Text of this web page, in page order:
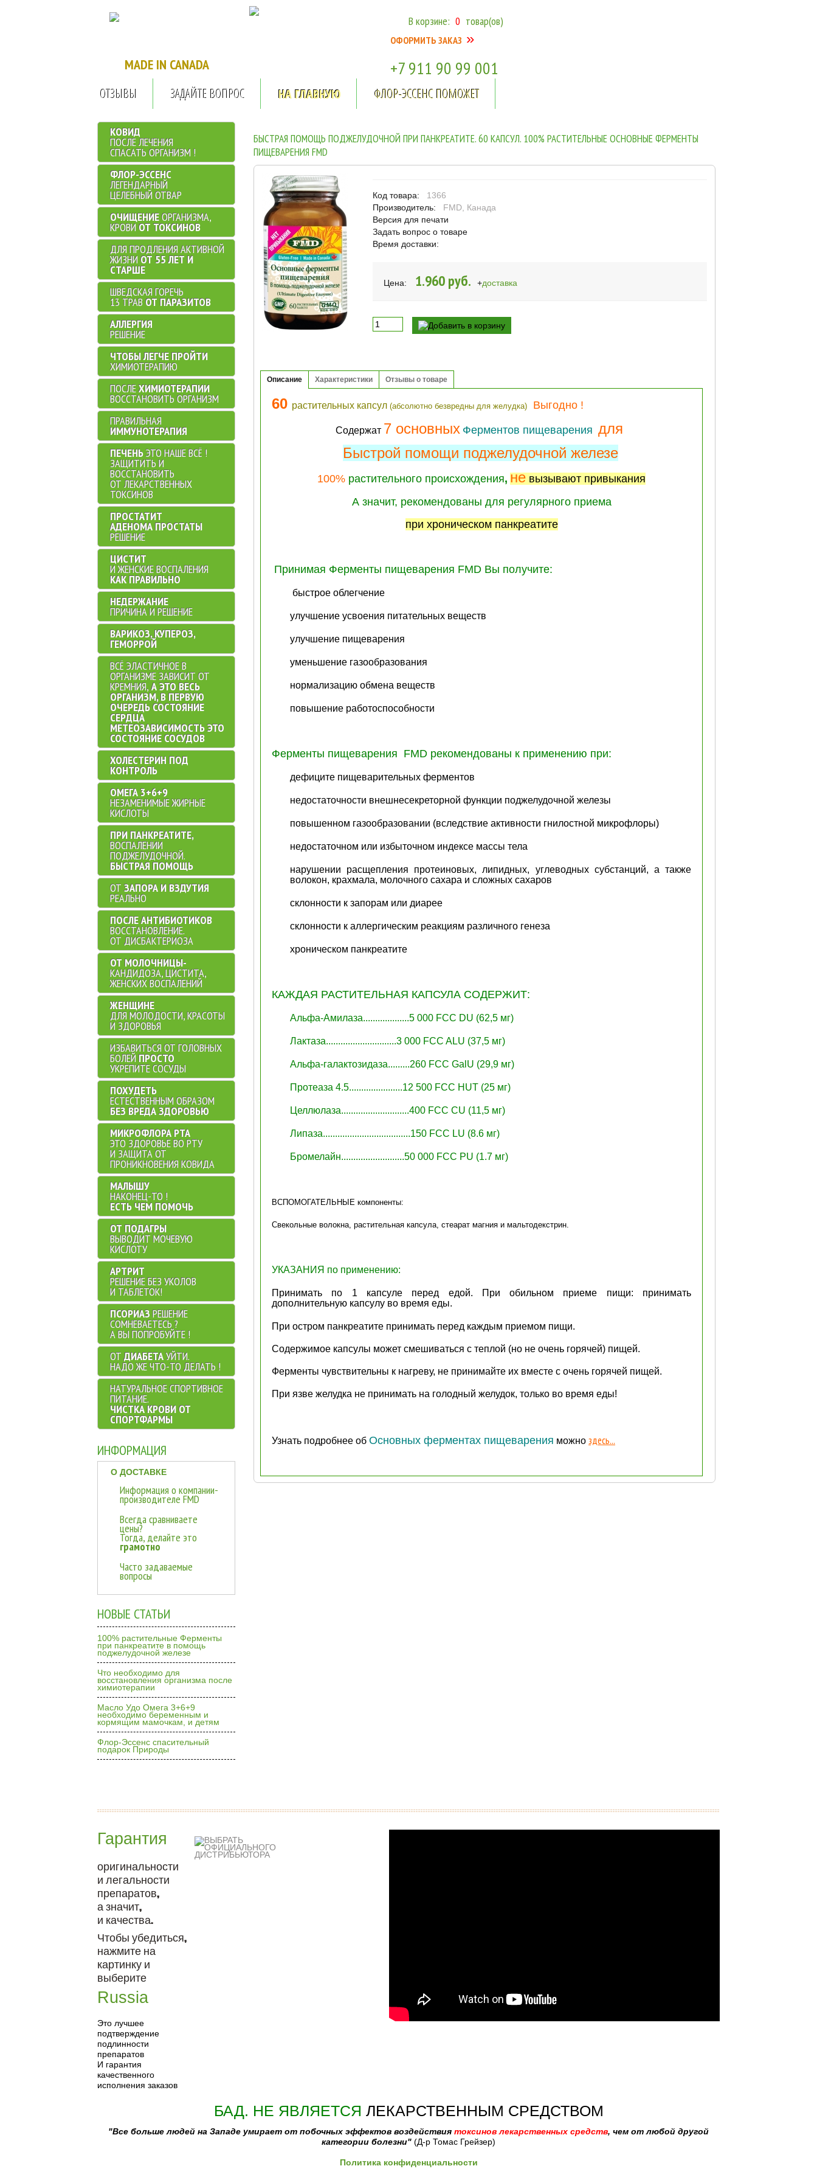
MADE IN CANADA
В корзине: 0 товар(ов)
ОФОРМИТЬ ЗАКАЗ »
+7 911 90 99 001
ОТЗЫВЫ ЗАДАЙТЕ ВОПРОС НА ГЛАВНУЮ ФЛОР-ЭССЕНС ПОМОЖЕТ
КОВИД
ПОСЛЕ ЛЕЧЕНИЯ
СПАСАТЬ ОРГАНИЗМ !
ФЛОР-ЭССЕНС
ЛЕГЕНДАРНЫЙ
ЦЕЛЕБНЫЙ ОТВАР
ОЧИЩЕНИЕОРГАНИЗМА,
КРОВИ ОТ ТОКСИНОВ
ДЛЯ ПРОДЛЕНИЯ АКТИВНОЙ
ЖИЗНИ ОТ 55 ЛЕТ И
СТАРШЕ
ШВЕДСКАЯ ГОРЕЧЬ
13 ТРАВ ОТ ПАРАЗИТОВ
АЛЛЕРГИЯ
РЕШЕНИЕ
ЧТОБЫ ЛЕГЧЕ ПРОЙТИ
ХИМИОТЕРАПИЮ
ПОСЛЕХИМИОТЕРАПИИ
ВОССТАНОВИТЬ ОРГАНИЗМ
ПРАВИЛЬНАЯ
ИММУНОТЕРАПИЯ
ПЕЧЕНЬЭТО НАШЕ ВСЁ !
ЗАЩИТИТЬ И
ВОССТАНОВИТЬ
ОТ ЛЕКАРСТВЕННЫХ
ТОКСИНОВ
ПРОСТАТИТ
АДЕНОМА ПРОСТАТЫ
РЕШЕНИЕ
ЦИСТИТ
И ЖЕНСКИЕ ВОСПАЛЕНИЯ
КАК ПРАВИЛЬНО
НЕДЕРЖАНИЕ
ПРИЧИНА И РЕШЕНИЕ
ВАРИКОЗ, КУПЕРОЗ,
ГЕМОРРОЙ
ВСЁ ЭЛАСТИЧНОЕ В
ОРГАНИЗМЕ ЗАВИСИТ ОТ
КРЕМНИЯ,А ЭТО ВЕСЬ
ОРГАНИЗМ, В ПЕРВУЮ
ОЧЕРЕДЬ СОСТОЯНИЕ
СЕРДЦА
МЕТЕОЗАВИСИМОСТЬ ЭТО
СОСТОЯНИЕ СОСУДОВ
ХОЛЕСТЕРИН ПОД
КОНТРОЛЬ
ОМЕГА 3+6+9
НЕЗАМЕНИМЫЕ ЖИРНЫЕ
КИСЛОТЫ
ПРИ ПАНКРЕАТИТЕ,
ВОСПАЛЕНИИ
ПОДЖЕЛУДОЧНОЙ.
БЫСТРАЯ ПОМОЩЬ
ОТ ЗАПОРА И ВЗДУТИЯ
РЕАЛЬНО
ПОСЛЕ АНТИБИОТИКОВ
ВОССТАНОВЛЕНИЕ.
ОТ ДИСБАКТЕРИОЗА
ОТ МОЛОЧНИЦЫ-
КАНДИДОЗА, ЦИСТИТА,
ЖЕНСКИХ ВОСПАЛЕНИЙ
ЖЕНЩИНЕ
ДЛЯ МОЛОДОСТИ, КРАСОТЫ
И ЗДОРОВЬЯ
ИЗБАВИТЬСЯ ОТ ГОЛОВНЫХ
БОЛЕЙ ПРОСТО
УКРЕПИТЕ СОСУДЫ
ПОХУДЕТЬ
ЕСТЕСТВЕННЫМ ОБРАЗОМ
БЕЗ ВРЕДА ЗДОРОВЬЮ
МИКРОФЛОРА РТА
ЭТО ЗДОРОВЬЕ ВО РТУ
И ЗАЩИТА ОТ
ПРОНИКНОВЕНИЯ КОВИДА
МАЛЫШУ
НАКОНЕЦ-ТО !
ЕСТЬ ЧЕМ ПОМОЧЬ
ОТ ПОДАГРЫ
ВЫВОДИТ МОЧЕВУЮ
КИСЛОТУ
АРТРИТ
РЕШЕНИЕ БЕЗ УКОЛОВ
И ТАБЛЕТОК!
ПСОРИАЗ РЕШЕНИЕ
СОМНЕВАЕТЕСЬ ?
А ВЫ ПОПРОБУЙТЕ !
ОТДИАБЕТАУЙТИ.
НАДО ЖЕ ЧТО-ТО ДЕЛАТЬ !
НАТУРАЛЬНОЕ CПОРТИВНОЕ
ПИТАНИЕ.
ЧИСТКА КРОВИ ОТ
СПОРТФАРМЫ
ИНФОРМАЦИЯ
О ДОСТАВКЕ
Информация о компании-
производителе FMD
Всегда сравниваете
цены?
Тогда, делайте это
грамотно
Часто задаваемые
вопросы
НОВЫЕ СТАТЬИ
100% растительные Ферменты
при панкреатите в помощь
поджелудочной железе
Что необходимо для
восстановления организма после
химиотерапии
Масло Удо Омега 3+6+9
необходимо беременным и
кормящим мамочкам, и детям
Флор-Эссенс спасительный
подарок Природы
БЫСТРАЯ ПОМОЩЬ ПОДЖЕЛУДОЧНОЙ ПРИ ПАНКРЕАТИТЕ. 60 КАПСУЛ. 100% РАСТИТЕЛЬНЫЕ ОСНОВНЫЕ ФЕРМЕНТЫ
ПИЩЕВАРЕНИЯ FMD
Код товара: 1366
Производитель: FMD, Канада
Версия для печати
Задать вопрос о товаре
Время доставки:
Цена: 1.960 руб. +доставка
Описание Характеристики Отзывы о товаре
60 растительных капсул (абсолютно безвредны для желудка) Выгодно !
Содержат 7 основных Ферментов пищеварения для
Быстрой помощи поджелудочной железе
100% растительного происхождения, не вызывают привыкания
А значит, рекомендованы для регулярного приема
при хроническом панкреатите
Принимая Ферменты пищеварения FMD Вы получите:
быстрое облегчение
улучшение усвоения питательных веществ
улучшение пищеварения
уменьшение газообразования
нормализацию обмена веществ
повышение работоспособности
Ферменты пищеварения FMD рекомендованы к применению при:
дефиците пищеварительных ферментов
недостаточности внешнесекреторной функции поджелудочной железы
повышенном газообразовании (вследствие активности гнилостной микрофлоры)
недостаточном или избыточном индексе массы тела
нарушении расщепления протеиновых, липидных, углеводных субстанций, а также
волокон, крахмала, молочного сахара и сложных сахаров
склонности к запорам или диарее
склонности к аллергическим реакциям различного генеза
хроническом панкреатите
КАЖДАЯ РАСТИТЕЛЬНАЯ КАПСУЛА СОДЕРЖИТ:
Альфа-Амилаза...................5 000 FCC DU (62,5 мг)
Лактаза.............................3 000 FCC ALU (37,5 мг)
Альфа-галактозидаза.........260 FCC GalU (29,9 мг)
Протеаза 4.5......................12 500 FCC HUT (25 мг)
Целлюлаза............................400 FCC CU (11,5 мг)
Липаза....................................150 FCC LU (8.6 мг)
Бромелайн..........................50 000 FCC PU (1.7 мг)
ВСПОМОГАТЕЛЬНЫЕ компоненты:
Свекольные волокна, растительная капсула, стеарат магния и мальтодекстрин.
УКАЗАНИЯ по применению:
Принимать по 1 капсуле перед едой. При обильном приеме пищи: принимать
дополнительную капсулу во время еды.
При остром панкреатите принимать перед каждым приемом пищи.
Содержимое капсулы может смешиваться с теплой (но не очень горячей) пищей.
Ферменты чувствительны к нагреву, не принимайте их вместе с очень горячей пищей.
При язве желудка не принимать на голодный желудок, только во время еды!
Узнать подробнее об Основных ферментах пищеварения можно здесь...
Гарантия
оригинальности
и легальности
препаратов,
а значит,
и качества.
Чтобы убедиться,
нажмите на
картинку и
выберите
Russia
Это лучшее
подтверждение
подлинности
препаратов
И гарантия
качественного
исполнения заказов
БАД. НЕ ЯВЛЯЕТСЯ ЛЕКАРСТВЕННЫМ СРЕДСТВОМ
"Все больше людей на Западе умирает от побочных эффектов воздействия токсинов лекарственных средств, чем от любой другой
категории болезни" (Д-р Томас Грейзер)
Политика конфиденциальности